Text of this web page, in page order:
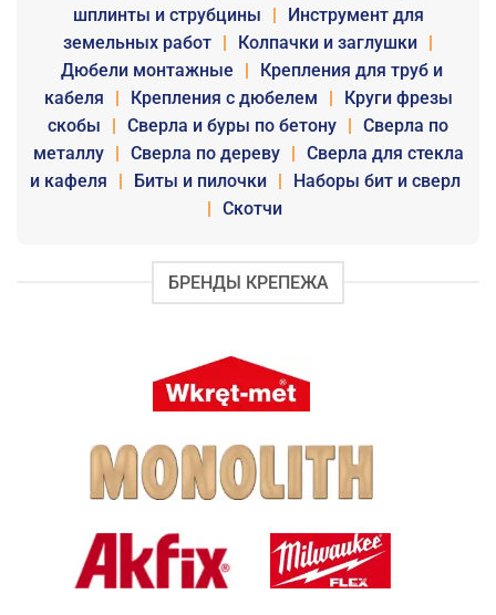
шплинты и струбцины
|
Инструмент для
земельных работ | Колпачки и заглушки |
Дюбели монтажные
|
Крепления для труб и
кабеля
| Крепления с дюбелем |
Круги фрезы
скобы
| Сверла и буры по бетону | Сверла по
металлу
| Сверла по дереву | Сверла для стекла
и кафеля
| Биты и пилочки |
Наборы бит и сверл
| Скотчи
БРЕНДЫ КРЕПЕЖА